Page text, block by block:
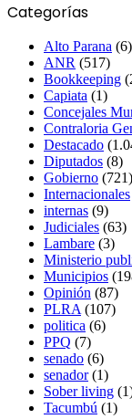
Categorías
Alto Parana (6)
ANR (517)
Bookkeeping
Capiata (1)
Concejales
Contraloria
Destacado
Diputados (8)
Gobierno (721)
Internacionales
internas (9)
Judiciales (63)
Lambare (3)
Ministerio
Municipios
Opinión (87)
PLRA (107)
politica (6)
PPQ (7)
senado (6)
senador(1)
Sober living
Tacumbú (1)